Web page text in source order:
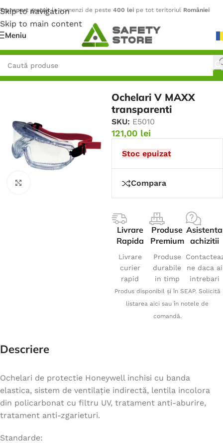
Skip to navigation
Skip to main content
Transport gratuitla comenzi de peste 400 lei pe tot teritoriul României
Meniu
Prima pagină/Protecție pentru ochi Ochelari de protecție
Ochelari V MAXX
transparenti
SKU: E5010
121,00 lei
Stoc epuizat
Compara
Livrare
Rapida
Livrare
curier
rapid
Produse
Premium
Produse
durabile
in timp
Asistenta
achizitii
ne daca ai
intrebari
Produs disponibil și în SEAP. Solicită
listarea aici sau în notele de
comandă.
Descriere
Ochelari de protectie Honeywell inchisi cu banda
elastica, sistem de ventilație indirectă, lentila incolora
din policarbonat cu filtru UV, tratament anti-aburire,
tratament anti-zgarieturi.
Standarde: